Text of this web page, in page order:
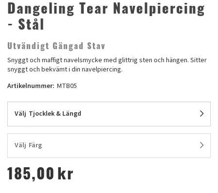
Dangeling Tear Navelpiercing
- Stål
Utvändigt Gängad Stav
Snyggt och maffigt navelsmycke med glittrig sten och hängen. Sitter
snyggt och bekvämt i din navelpiercing.
Artikelnummer: MTB05
Välj Tjocklek & Längd
Välj Färg
185,00 kr